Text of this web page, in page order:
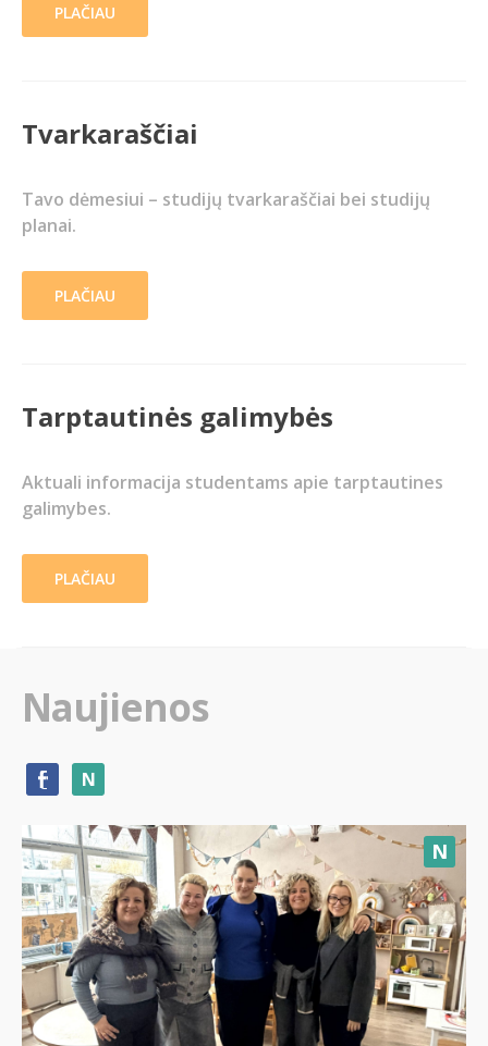
PLAČIAU
Tvarkaraščiai
Tavo dėmesiui – studijų tvarkaraščiai bei studijų
planai.
PLAČIAU
Tarptautinės galimybės
Aktuali informacija studentams apie tarptautines
galimybes.
PLAČIAU
Naujienos
N
N